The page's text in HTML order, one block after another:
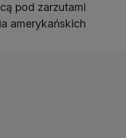
pod zarzutami
amerykańskich